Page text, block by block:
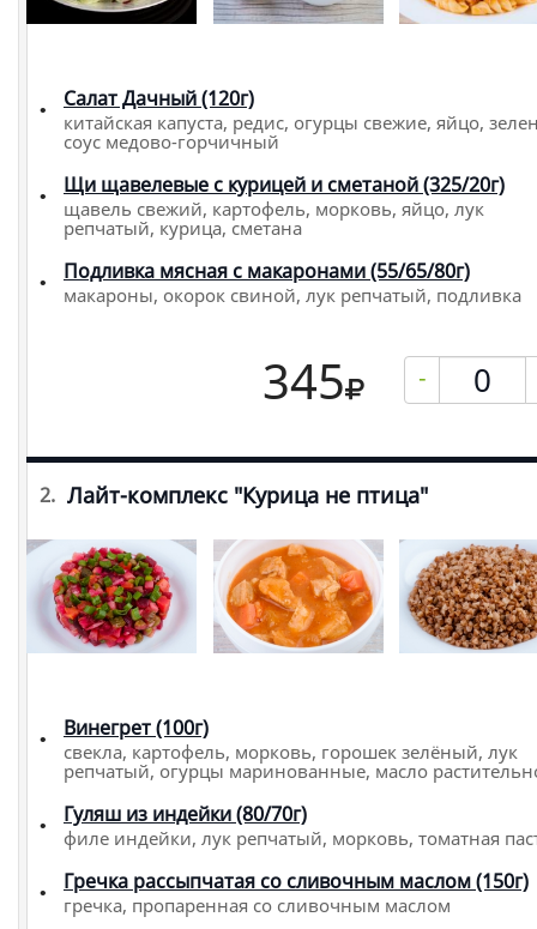
Салат Дачный (120г)
китайская капуста, редис, огурцы свежие, яйцо,
соус медово-горчичный
Щи щавелевые с курицей и сметаной (325/20г)
щавель свежий, картофель, морковь, яйцо, лук
репчатый, курица, сметана
Подливка мясная с макаронами (55/65/80г)
макароны, окорок свиной, лук репчатый, подливка
345 -
2. Лайт-комплекс "Курица не птица"
Винегрет (100г)
свекла, картофель, морковь, горошек зелёный, лук
репчатый, огурцы маринованные, масло
Гуляш из индейки (80/70г)
филе индейки, лук репчатый, морковь, томатная
Гречка рассыпчатая со сливочным маслом (150г)
гречка, пропаренная со сливочным маслом